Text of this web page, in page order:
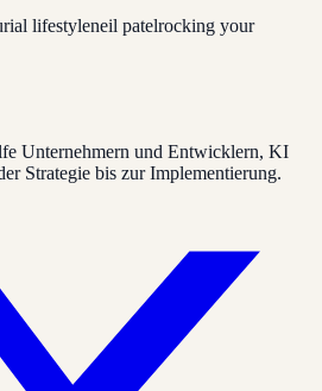
lifestyleneil patelrocking your
Unternehmern und Entwicklern, KI
Strategie bis zur Implementierung.